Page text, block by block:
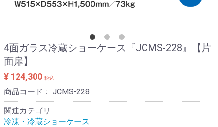
4面ガラス冷蔵ショーケース『JCMS-228』【片
面扉】
¥ 124,300 税込
商品コード： JCMS-228
関連カテゴリ
冷凍・冷蔵ショーケース